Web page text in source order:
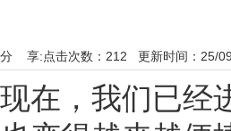
点击次数： 212 更新时间：25/
分 享:
现在，我们已经